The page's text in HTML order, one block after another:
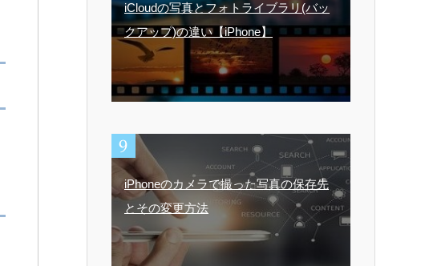
iCloudの写真とフォトライブラリ(バッ
クアップ)の違い【iPhone】
iPhoneのカメラで撮った写真の保存先
とその変更方法